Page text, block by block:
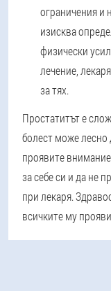
ограничения и
изисква
физически
лечение,
за тях.
Простатитът е
болест може лесно
проявите
за себе си и да не
при лекаря.
всичките му